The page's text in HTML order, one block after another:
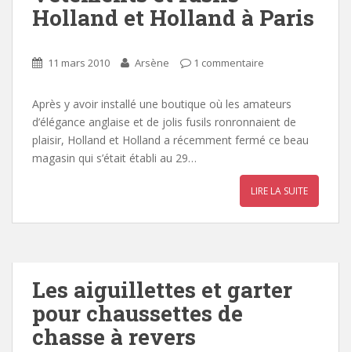
Holland et Holland à Paris
11 mars 2010 Arsène 1 commentaire
Après y avoir installé une boutique où les amateurs
d’élégance anglaise et de jolis fusils ronronnaient de
plaisir, Holland et Holland a récemment fermé ce beau
magasin qui s’était établi au 29…
LIRE LA SUITE
Les aiguillettes et garter
pour chaussettes de
chasse à revers